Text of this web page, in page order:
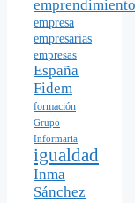
emprendimiento
empresa
empresarias
empresas
España
Fidem
formación
Grupo
Informaria
igualdad
Inma
Sánchez